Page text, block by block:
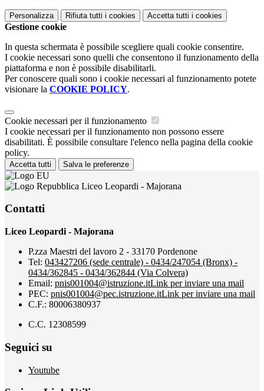
Personalizza Rifiuta tutti i cookies Accetta tutti i cookies
Gestione cookie
In questa schermata è possibile scegliere quali cookie consentire.
I cookie necessari sono quelli che consentono il funzionamento della
piattaforma e non è possibile disabilitarli.
Per conoscere quali sono i cookie necessari al funzionamento potete
visionare la COOKIE POLICY.
Cookie necessari per il funzionamento
I cookie necessari per il funzionamento non possono essere
disabilitati. È possibile consultare l'elenco nella pagina della cookie
policy.
Accetta tutti Salva le preferenze
Liceo Leopardi - Majorana
Contatti
Liceo Leopardi - Majorana
P.zza Maestri del lavoro 2 - 33170 Pordenone
Tel: 043427206 (sede centrale) - 0434/247054 (Bronx) -
0434/362845 - 0434/362844 (Via Colvera)
Email: pnis001004@istruzione.itLink per inviare una mail
PEC: pnis001004@pec.istruzione.itLink per inviare una mail
C.F.: 80006380937
C.C. 12308599
Seguici su
Youtube